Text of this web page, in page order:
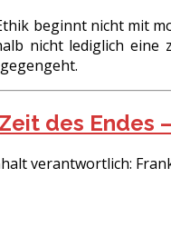
beginnt nicht mit
nicht lediglich
des
verantwortlich: